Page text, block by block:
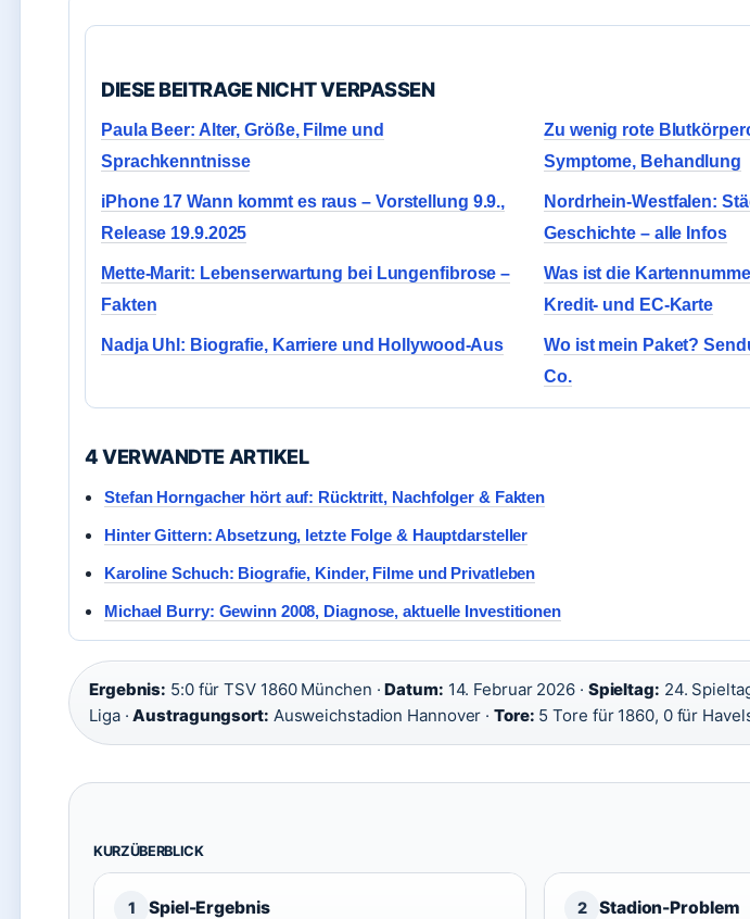
DIESE BEITRAGE NICHT VERPASSEN
Paula Beer: Alter, Größe, Filme und
Sprachkenntnisse
Zu wenig rote
Symptome, Behandlung
iPhone 17 Wann kommt es raus – Vorstellung 9.9.,
Release 19.9.2025
Nordrhein-Westfalen:
Geschichte – alle Infos
Mette-Marit: Lebenserwartung bei Lungenfibrose –
Fakten
Was ist die
Kredit- und EC-Karte
Nadja Uhl: Biografie, Karriere und Hollywood-Aus
Wo ist mein Paket?
Co.
4 VERWANDTE ARTIKEL
Stefan Horngacher hört auf: Rücktritt, Nachfolger & Fakten
Hinter Gittern: Absetzung, letzte Folge & Hauptdarsteller
Karoline Schuch: Biografie, Kinder, Filme und Privatleben
Michael Burry: Gewinn 2008, Diagnose, aktuelle Investitionen
Ergebnis: 5:0 für TSV 1860 München ·Datum: 14. Februar 2026 · Spieltag: 24.
Liga ·Austragungsort: Ausweichstadion Hannover ·Tore: 5 Tore für 1860, 0 für
KURZÜBERBLICK
1 Spiel-Ergebnis 2 Stadion-Problem